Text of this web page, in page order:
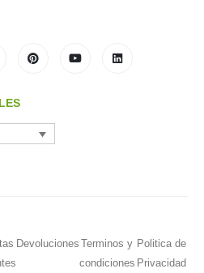
Devoluciones Terminos y
condiciones
Politica de
Privacidad